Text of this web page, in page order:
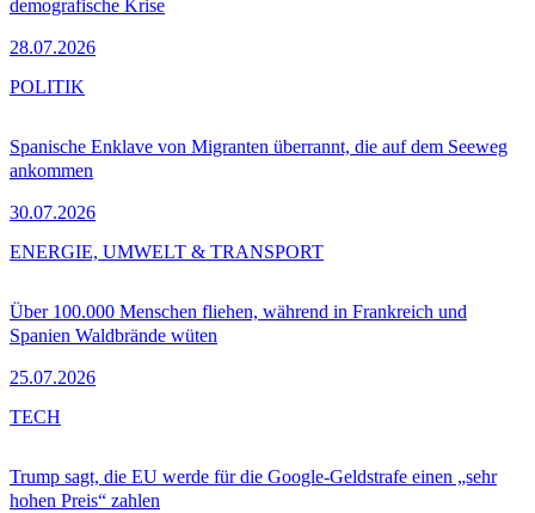
demografische Krise
28.07.2026
Spanische Enklave von Migranten überrannt, die auf dem Seeweg
ankommen
30.07.2026
POLITIK
Über 100.000 Menschen fliehen, während in Frankreich und
Spanien Waldbrände wüten
25.07.2026
ENERGIE, UMWELT & TRANSPORT
Trump sagt, die EU werde für die Google-Geldstrafe einen „sehr
hohen Preis“ zahlen
TECH